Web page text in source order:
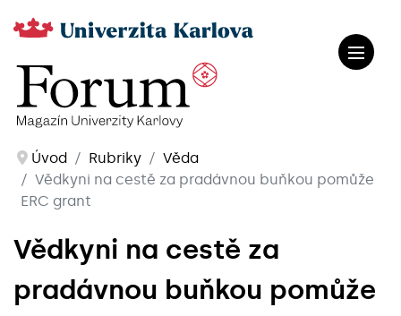
Úvod Rubriky
Věda
Vědkyni na cestě za pradávnou buňkou pomůže
ERC grant
Vědkyni na cestě za
pradávnou buňkou pomůže